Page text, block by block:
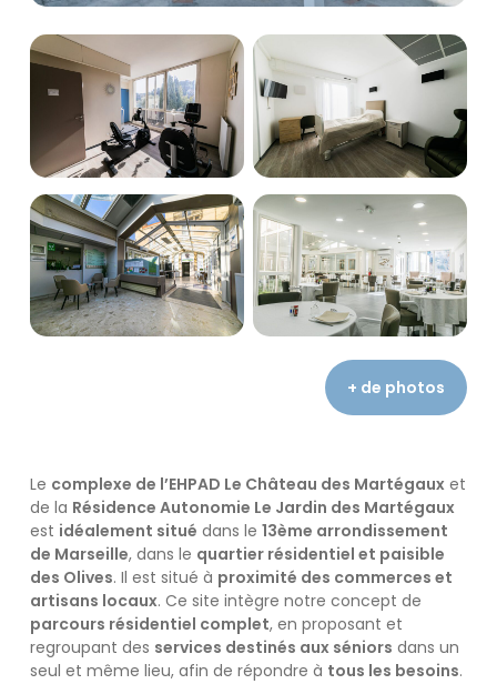
Lancer
galerie
photo
Lancer
la
galerie
photo
Lancer
la
galerie
photo
Lancer
la
galerie
photo
+ de photos
Le complexe de l’EHPAD Le Château des Martégauxet
de la Résidence Autonomie Le Jardin des Martégaux
est idéalement situé dans le 13ème arrondissement
de Marseille, dans le quartier résidentiel et paisible
des Olives. Il est situé à proximité des commerces et
artisans locaux. Ce site intègre notre concept de
parcours résidentiel complet, en proposant et
regroupant des services destinés aux séniors dans un
seul et même lieu, afin de répondre à tous les besoins.